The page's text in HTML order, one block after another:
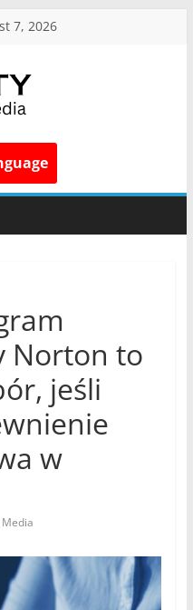
7, 2026
Norton to
jeśli
w